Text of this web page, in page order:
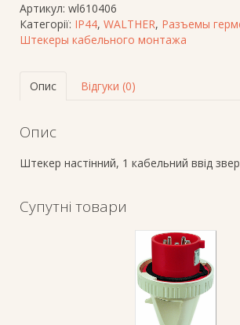
тип
4
пол.х16А,
зовнішнє
введення
Артикул: wl610406
Категорії: IP44, WALTHER, Разъемы
Штекеры кабельного монтажа
Опис Відгуки (0)
Опис
Штекер настінний, 1 кабельний ввід
Супутні товари